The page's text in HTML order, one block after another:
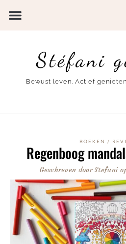
Stéfani
Bewust leven. Actief
BOEKEN /
Regenboog
Geschreven doorStefani